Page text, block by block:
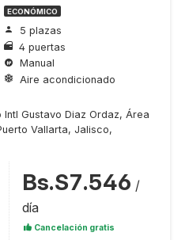
ECONÓMICO
5 plazas
4 puertas
Manual
Aire acondicionado
Gustavo Diaz Ordaz, Área
Vallarta, Jalisco,
Bs.S7.546 /
día
Cancelación gratis